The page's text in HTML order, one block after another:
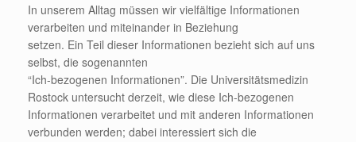
In unserem Alltag müssen wir vielfältige Informationen
verarbeiten und miteinander in Beziehung
setzen. Ein Teil dieser Informationen bezieht sich auf uns
selbst, die sogenannten
“Ich-bezogenen Informationen”. Die Universitätsmedizin
Rostock untersucht derzeit, wie diese Ich-bezogenen
Informationen verarbeitet und mit anderen Informationen
verbunden werden; dabei interessiert sich die